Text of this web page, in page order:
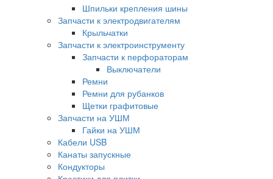
Шпильки крепления шины
Запчасти к электродвигателям
Крыльчатки
Запчасти к электроинструменту
Запчасти к перфораторам
Выключатели
Ремни
Ремни для рубанков
Щетки графитовые
Запчасти на УШМ
Гайки на УШМ
Кабели USB
Канаты запускные
Кондукторы